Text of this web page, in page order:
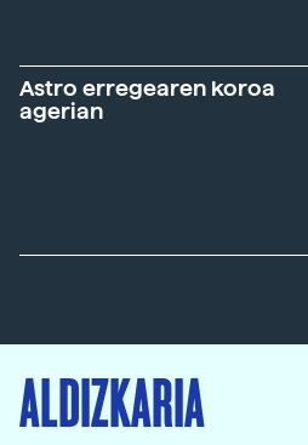
Astro erregearen koroa
agerian
ALDIZKARIA